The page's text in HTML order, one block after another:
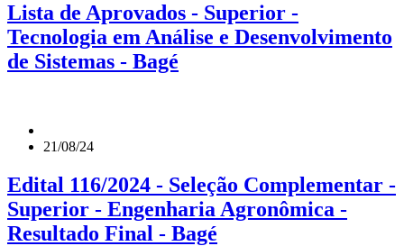
Lista de Aprovados - Superior -
Tecnologia em Análise e Desenvolvimento
de Sistemas - Bagé
21/08/24
Edital 116/2024 - Seleção Complementar -
Superior - Engenharia Agronômica -
Resultado Final - Bagé